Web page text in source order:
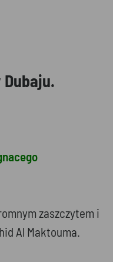
zaszczytem i
Al Maktouma.